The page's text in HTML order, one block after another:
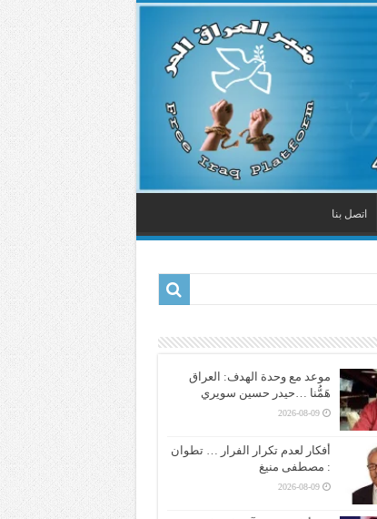
اتصل بنا
موعد مع وحدة الهدف: العراق
هَمُّنا …حيدر حسين سويري
2026-08-09
أفكار لعدم تكرار الفرار … تطوان
: مصطفى منيغ
2026-08-09